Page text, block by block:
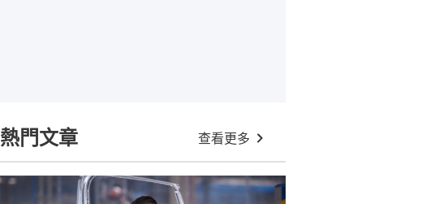
熱門文章 查看更多